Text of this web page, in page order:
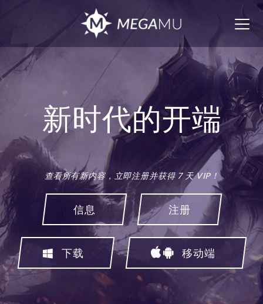
新时代的开端
查看所有新内容，立即注册并获得 7 天 VIP！
信息 注册
下载 移动端